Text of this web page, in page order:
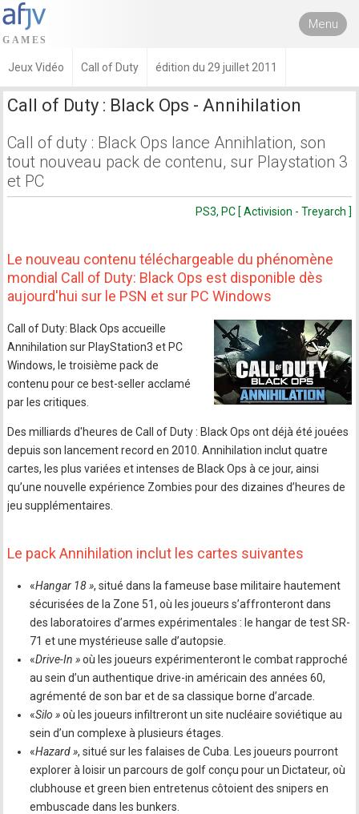
Menu
Jeux Vidéo Call of Duty édition du 29 juillet 2011
Call of Duty : Black Ops - Annihilation
Call of duty : Black Ops lance Annihlation, son
tout nouveau pack de contenu, sur Playstation 3
et PC
PS3, PC [ Activision - Treyarch ]
Le nouveau contenu téléchargeable du phénomène
mondial Call of Duty: Black Ops est disponible dès
aujourd'hui sur le PSN et sur PC Windows
Call of Duty: Black Ops accueille
Annihilation sur PlayStation3 et PC
Windows, le troisième pack de
contenu pour ce best-seller acclamé
par les critiques.
Des milliards d'heures de Call of Duty : Black Ops ont déjà été jouées
depuis son lancement record en 2010. Annihilation inclut quatre
cartes, les plus variées et intenses de Black Ops à ce jour, ainsi
qu’une nouvelle expérience Zombies pour des dizaines d’heures de
jeu supplémentaires.
Le pack Annihilation inclut les cartes suivantes
«Hangar 18 », situé dans la fameuse base militaire hautement
sécurisées de la Zone 51, où les joueurs s’affronteront dans
des laboratoires d’armes expérimentales : le hangar de test SR-
71 et une mystérieuse salle d’autopsie.
«Drive-In »où les joueurs expérimenteront le combat rapproché
au sein d’un authentique drive-in américain des années 60,
agrémenté de son bar et de sa classique borne d’arcade.
«Silo »où les joueurs infiltreront un site nucléaire soviétique au
sein d’un complexe à plusieurs étages.
«Hazard », situé sur les falaises de Cuba. Les joueurs pourront
explorer à loisir un parcours de golf conçu pour un Dictateur, où
clubhouse et green bien entretenus côtoient des snipers en
embuscade dans les bunkers.